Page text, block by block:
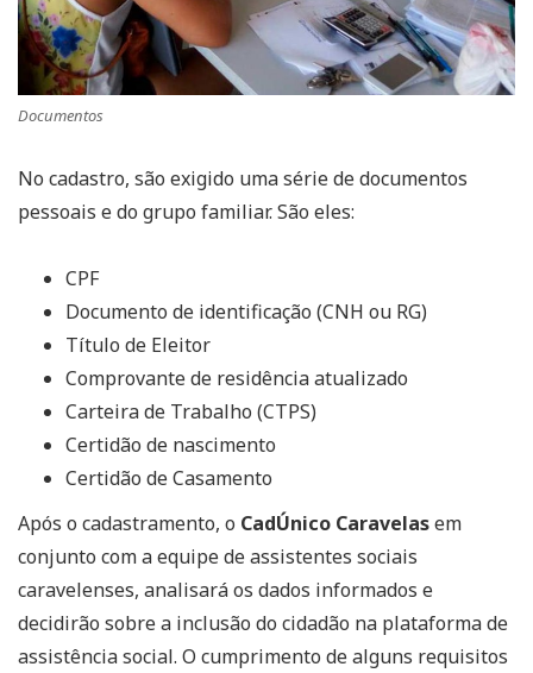
Documentos
No cadastro, são exigido uma série de documentos
pessoais e do grupo familiar. São eles:
CPF
Documento de identificação (CNH ou RG)
Título de Eleitor
Comprovante de residência atualizado
Carteira de Trabalho (CTPS)
Certidão de nascimento
Certidão de Casamento
Após o cadastramento, o CadÚnico Caravelasem
conjunto com a equipe de assistentes sociais
caravelenses, analisará os dados informados e
decidirão sobre a inclusão do cidadão na plataforma de
assistência social. O cumprimento de alguns requisitos